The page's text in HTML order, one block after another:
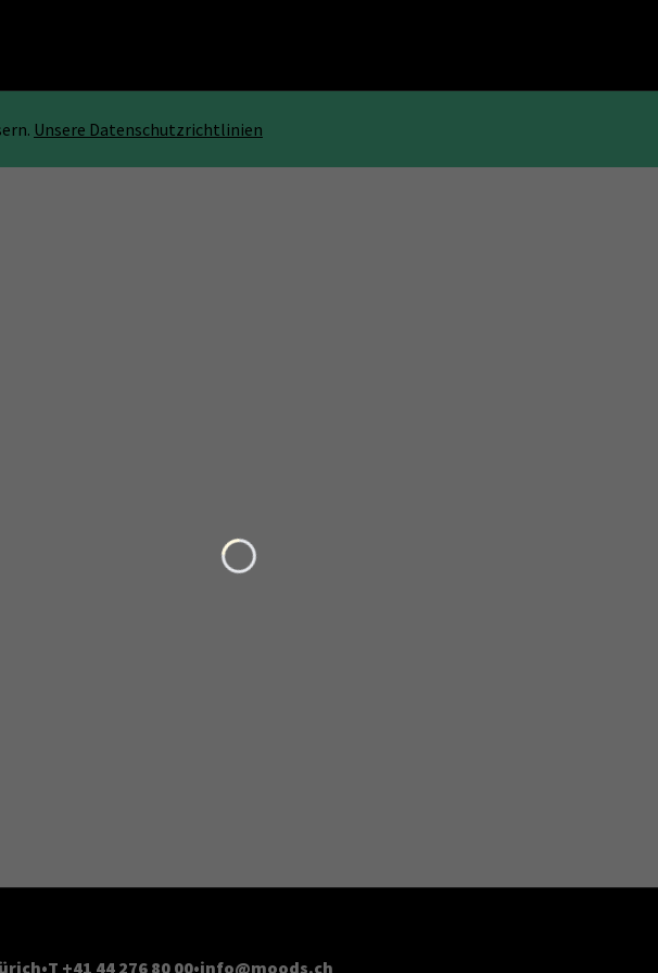
Unsere Datenschutzrichtlinien
T +41 44 276 80 00 info@moods.ch